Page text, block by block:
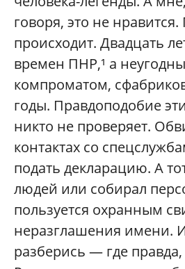
говоря, это не
происходит. Двадцать
времен ПНР,¹ а
компроматом,
годы. Правдоподобие
никто не проверяет.
контактах со
подать декларацию. А
людей или собирал
пользуется охранным
неразглашения имени.
разберись — где